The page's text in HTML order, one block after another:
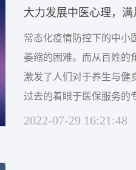
大力发展中医心理，
常态化疫情防控下的中小
萎缩的困难。而从百姓的
激发了人们对于养生与健
过去的着眼于医保服务的
型医疗的转变，也许是一
2022-07-29 16:21:48